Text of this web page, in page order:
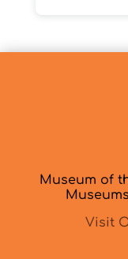
Museum of
Visit